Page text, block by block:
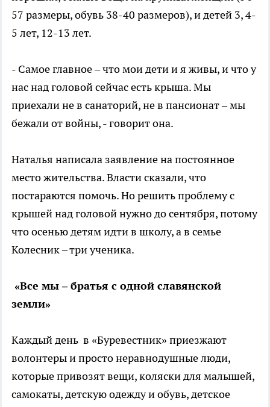
57 размеры, обувь 38-40 размеров), и детей 3, 4-
5 лет, 12-13 лет.
- Самое главное – что мои дети и я живы, и что у
нас над головой сейчас есть крыша. Мы
приехали не в санаторий, не в пансионат – мы
бежали от войны, - говорит она.
Наталья написала заявление на постоянное
место жительства. Власти сказали, что
постараются помочь. Но решить проблему с
крышей над головой нужно до сентября, потому
что осенью детям идти в школу, а в семье
Колесник – три ученика.
«Все мы – братья с одной славянской
земли»
Каждый день в «Буревестник» приезжают
волонтеры и просто неравнодушные люди,
которые привозят вещи, коляски для малышей,
самокаты, детскую одежду и обувь, детское